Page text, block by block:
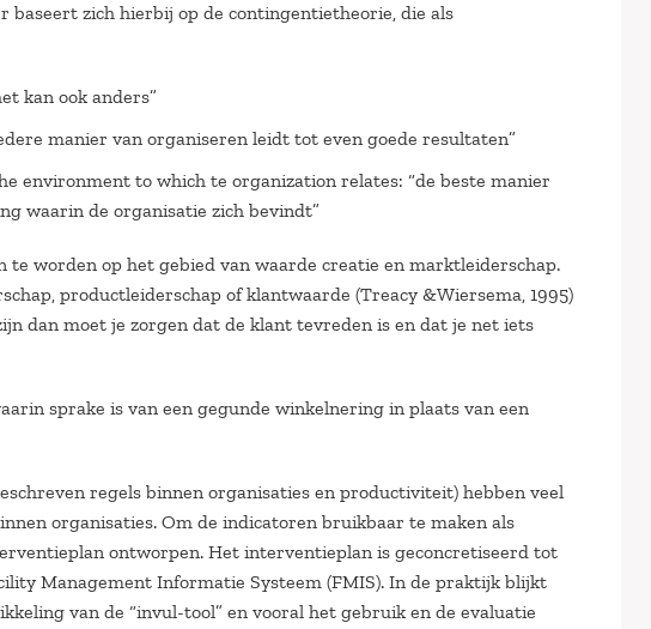
baseert zich hierbij op de contingentietheorie, die als
kan ook anders”
manier van organiseren leidt tot even goede resultaten”
environment to which te organization relates: “de beste manier
waarin de organisatie zich bevindt”
worden op het gebied van waarde creatie en marktleiderschap.
productleiderschap of klantwaarde (Treacy &Wiersema, 1995)
dan moet je zorgen dat de klant tevreden is en dat je net iets
sprake is van een gegunde winkelnering in plaats van een
regels binnen organisaties en productiviteit) hebben veel
organisaties. Om de indicatoren bruikbaar te maken als
ontworpen. Het interventieplan is geconcretiseerd tot
Management Informatie Systeem (FMIS). In de praktijk blijkt
van de “invul-tool” en vooral het gebruik en de evaluatie